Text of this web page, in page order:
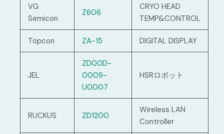
VG
Semicon
Z606
CRYO HEAD
TEMP&CONTROL
Topcon ZA-15 DIGITAL DISPLAY
JEL
ZD00D-
0009-
U0007
HSRロボット
RUCKUS ZD1200
Wireless LAN
Controller